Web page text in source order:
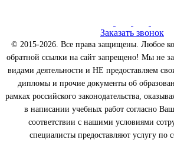
Заказать звонок
© 2015-2026. Все права защищены. Любое
обратной ссылки на сайт запрещено! Мы не
видами деятельности и НЕ предоставляем
дипломы и прочие документы об
рамках российского законодательства,
в написании учебных работ согласно
соответствии с нашими условиями
специалисты предоставляют услугу по